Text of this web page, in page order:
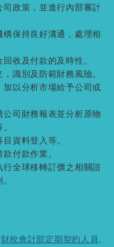
政策，並進行內部審計
保持良好溝通，處理相
收及付款的及時性。
識別及防範財務風險。
以分析市場給予公司或
司財務報表並分析原物
資料登入等。
付款作業。
全球移轉訂價之相關諮
財稅會計部定期契約人員